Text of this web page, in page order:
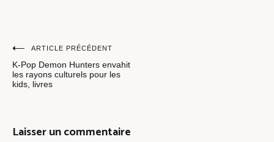
Navigation
de
ARTICLE PRÉCÉDENT
K-Pop Demon Hunters envahit
les rayons culturels pour les
kids, livres
Laisser un commentaire